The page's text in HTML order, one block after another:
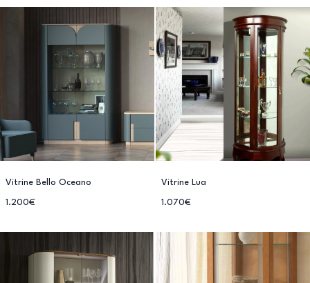
Vitrine Bello Oceano
1.200€
Vitrine Lua
1.070€